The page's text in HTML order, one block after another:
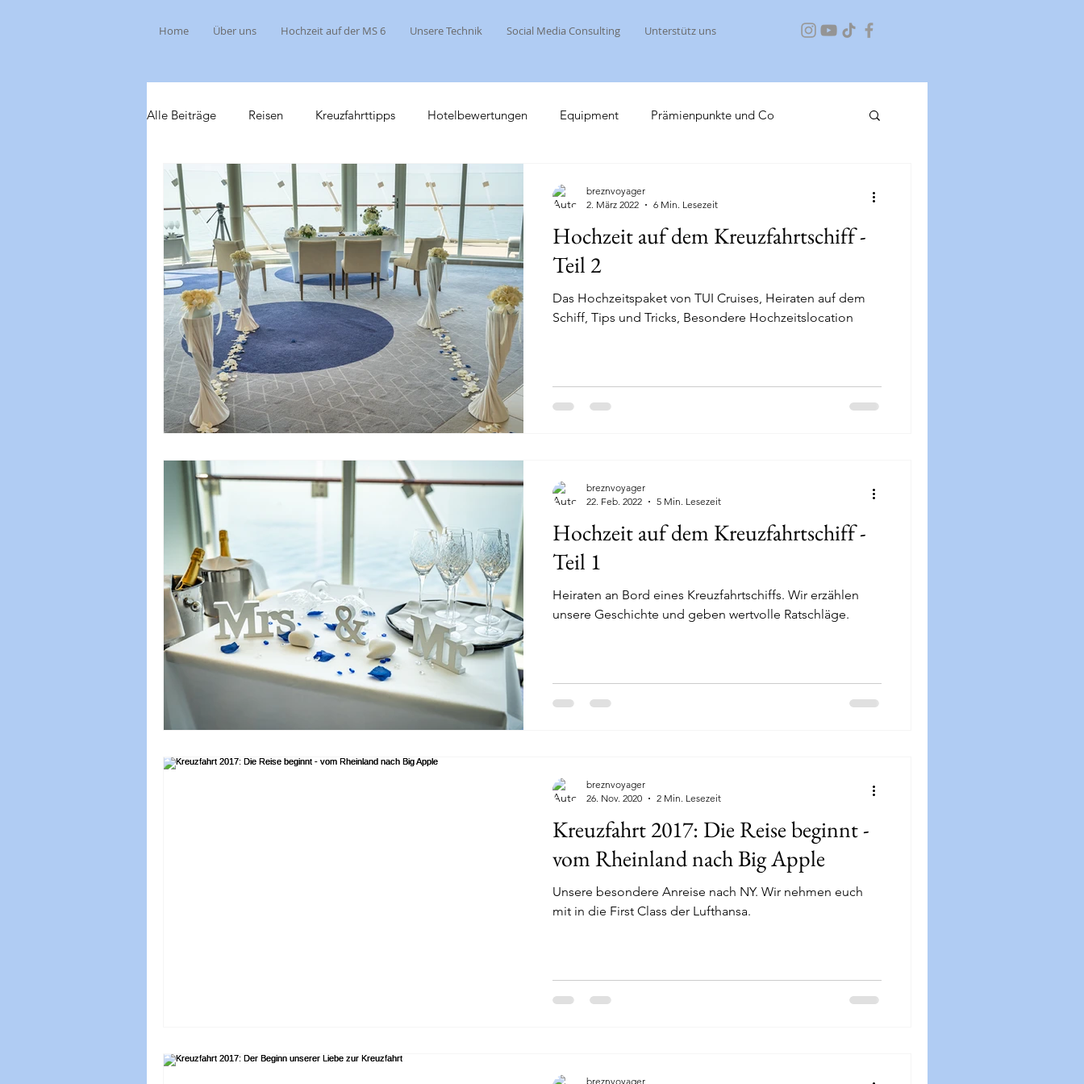
Home Über uns Hochzeit auf der MS 6 Unsere Technik Social Media Consulting Unterstütz uns
Alle Beiträge Reisen Kreuzfahrttipps Hotelbewertungen Equipment Prämienpunkte und Co
Produkte Freizeitparks Social Media Tipps
Bayern 2020 Kreuzfahrt 2020 Karibik Kurztrips Clubhouse Flusskreuzfahrten Heiraten auf dem Schiff
Hochzeit auf dem Kreuzfahrtschiff -
Teil 2
Das Hochzeitspaket von TUI Cruises, Heiraten auf dem
Schiff, Tips und Tricks, Besondere Hochzeitslocation
breznvoyager
2. März 2022
6 Min. Lesezeit
Hochzeit auf dem Kreuzfahrtschiff -
Teil 1
Heiraten an Bord eines Kreuzfahrtschiffs. Wir erzählen
unsere Geschichte und geben wertvolle Ratschläge.
breznvoyager
22. Feb. 2022
5 Min. Lesezeit
Kreuzfahrt 2017: Die Reise beginnt -
vom Rheinland nach Big Apple
Unsere besondere Anreise nach NY. Wir nehmen euch
mit in die First Class der Lufthansa.
breznvoyager
26. Nov. 2020
2 Min. Lesezeit
breznvoyager